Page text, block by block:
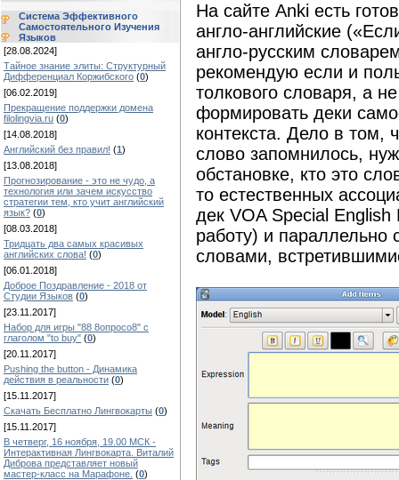
Система Эффективного
Самостоятельного Изучения
Языков
[28.08.2024]
Тайное знание элиты: Структурный
Дифференциал Коржибского (0)
[06.02.2019]
Прекращение поддержки домена
filolingvia.ru (0)
[14.08.2018]
Английский без правил! (1)
[13.08.2018]
Прогнозирование - это не чудо, а
технология или зачем искусство
стратегии тем, кто учит английский
язык? (0)
[08.03.2018]
Тридцать два самых красивых
английских слова! (0)
[06.01.2018]
Доброе Поздравление - 2018 от
Студии Языков (0)
[23.11.2017]
Набор для игры "88 8опросо8" с
глаголом "to buy" (0)
[20.11.2017]
Pushing the button - Динамика
действия в реальности (0)
[15.11.2017]
Скачать Бесплатно Лингвокарты (0)
[15.11.2017]
В четверг, 16 ноября, 19.00 МСК -
Интерактивная Лингвокарта. Виталий
Диброва представляет новый
мастер-класс на Марафоне. (0)
На сайте Anki есть
англо-английские
англо-русским
рекомендую если и
толкового словаря, а
формировать деки
контекста. Дело в том,
слово запомнилось,
обстановке, кто это
то естественных
дек VOA Special
работу) и параллельно
словами,